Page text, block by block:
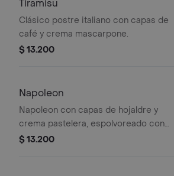
Tiramisu
Clásico postre italiano con capas de
café y crema mascarpone.
$ 13.200
Napoleon
Napoleon con capas de hojaldre y
crema pastelera, espolvoreado con
azúcar glas.
$ 13.200